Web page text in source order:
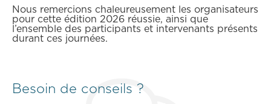
Nous remercions chaleureusement les organisateurs
pour cette édition 2026 réussie, ainsi que
l’ensemble des participants et intervenants présents
durant ces journées.
Besoin de conseils ?